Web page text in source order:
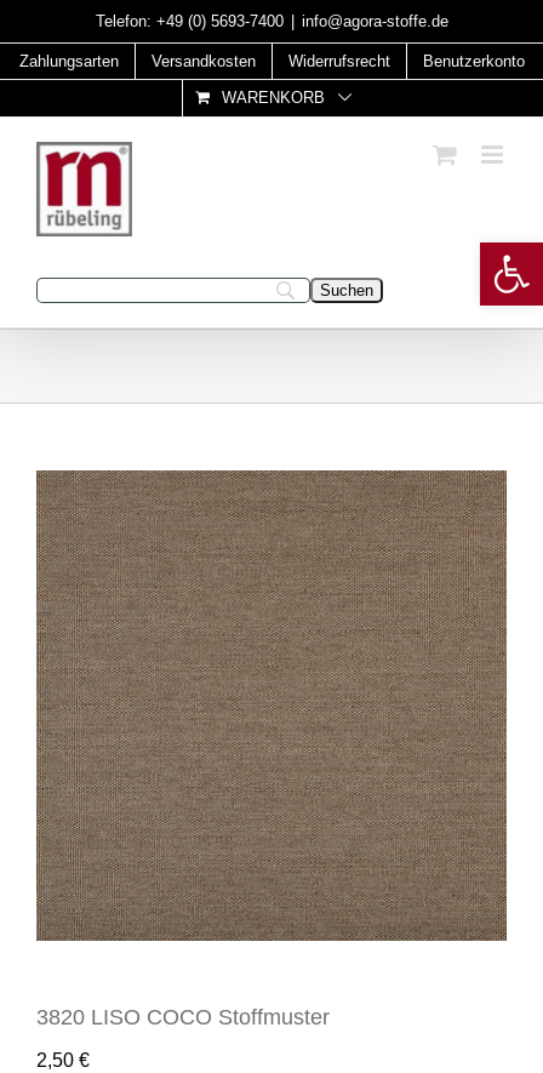
to
content
Telefon: +49 (0) 5693-7400 info@agora-stoffe.de
Zahlungsarten Versandkosten Widerrufsrecht
Benutzerkonto
WARENKORB
3820 LISO COCO Stoffmuster
2,50 €